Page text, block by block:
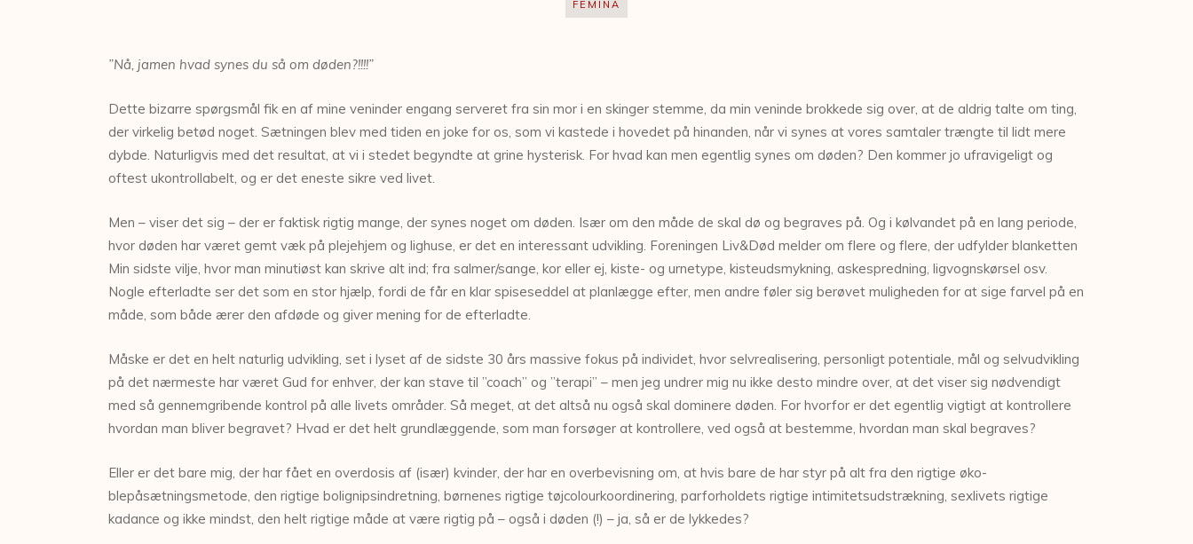
FEMINA
”Nå, jamen hvad synes du så om døden?!!!!”
Dette bizarre spørgsmål fik en af mine veninder engang serveret fra sin mor i en skinger stemme, da min veninde brokkede sig over, at de aldrig talte om ting,
der virkelig betød noget. Sætningen blev med tiden en joke for os, som vi kastede i hovedet på hinanden, når vi synes at vores samtaler trængte til lidt mere
dybde. Naturligvis med det resultat, at vi i stedet begyndte at grine hysterisk. For hvad kan men egentlig synes om døden? Den kommer jo ufravigeligt og
oftest ukontrollabelt, og er det eneste sikre ved livet.
Men – viser det sig – der er faktisk rigtig mange, der synes noget om døden. Især om den måde de skal dø og begraves på. Og i kølvandet på en lang periode,
hvor døden har været gemt væk på plejehjem og lighuse, er det en interessant udvikling. Foreningen Liv&Død melder om flere og flere, der udfylder blanketten
Min sidste vilje, hvor man minutiøst kan skrive alt ind; fra salmer/sange, kor eller ej, kiste- og urnetype, kisteudsmykning, askespredning, ligvognskørsel osv.
Nogle efterladte ser det som en stor hjælp, fordi de får en klar spiseseddel at planlægge efter, men andre føler sig berøvet muligheden for at sige farvel på en
måde, som både ærer den afdøde og giver mening for de efterladte.
Måske er det en helt naturlig udvikling, set i lyset af de sidste 30 års massive fokus på individet, hvor selvrealisering, personligt potentiale, mål og selvudvikling
på det nærmeste har været Gud for enhver, der kan stave til ”coach” og ”terapi” – men jeg undrer mig nu ikke desto mindre over, at det viser sig nødvendigt
med så gennemgribende kontrol på alle livets områder. Så meget, at det altså nu også skal dominere døden. For hvorfor er det egentlig vigtigt at kontrollere
hvordan man bliver begravet? Hvad er det helt grundlæggende, som man forsøger at kontrollere, ved også at bestemme, hvordan man skal begraves?
Eller er det bare mig, der har fået en overdosis af (især) kvinder, der har en overbevisning om, at hvis bare de har styr på alt fra den rigtige øko-
blepåsætningsmetode, den rigtige bolignipsindretning, børnenes rigtige tøjcolourkoordinering, parforholdets rigtige intimitetsudstrækning, sexlivets rigtige
kadance og ikke mindst, den helt rigtige måde at være rigtig på – også i døden (!) – ja, så er de lykkedes?